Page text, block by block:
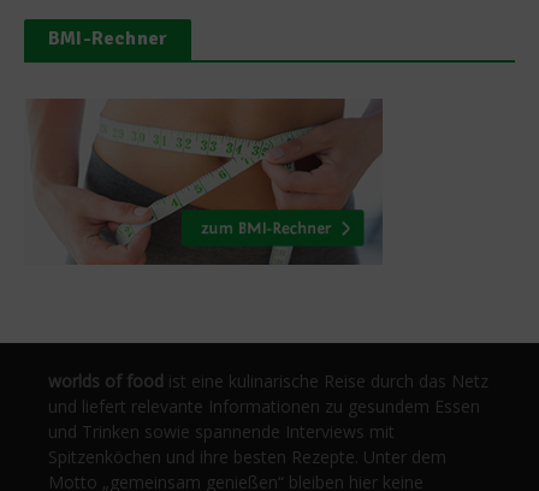
BMI-Rechner
worlds of food ist eine kulinarische Reise durch das Netz
und liefert relevante Informationen zu gesundem Essen
und Trinken sowie spannende Interviews mit
Spitzenköchen und ihre besten Rezepte. Unter dem
Motto „gemeinsam genießen“ bleiben hier keine